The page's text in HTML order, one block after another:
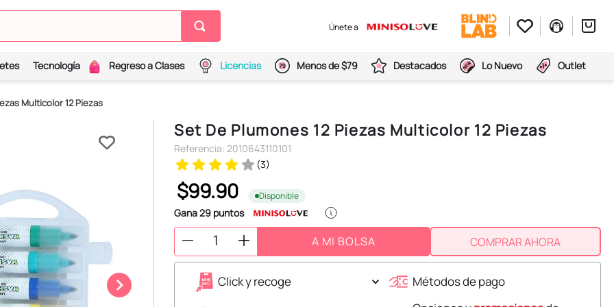
Únete a
Tecnología Regreso a Clases Licencias Menos de $79 Destacados Lo Nuevo Outlet
Multicolor 12 Piezas
Set De Plumones 12 Piezas Multicolor 12 Piezas
Referencia: 2010643110101
(3)
$99.90 Disponible
Gana29 puntos
A MI BOLSA COMPRAR AHORA
Click y recoge Métodos de pago